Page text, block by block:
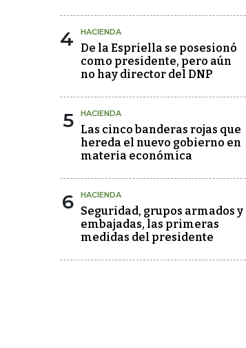
4 HACIENDA
De la Espriella se posesionó
como presidente, pero aún
no hay director del DNP
5 HACIENDA
Las cinco banderas rojas que
hereda el nuevo gobierno en
materia económica
6 HACIENDA
Seguridad, grupos armados y
embajadas, las primeras
medidas del presidente